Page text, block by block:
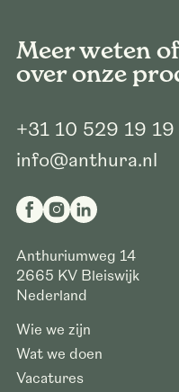
Meer weten
over onze
+31 10 529 19 19
info@anthura.nl
Anthuriumweg 14
2665 KV Bleiswijk
Nederland
Wie we zijn
Wat we doen
Vacatures